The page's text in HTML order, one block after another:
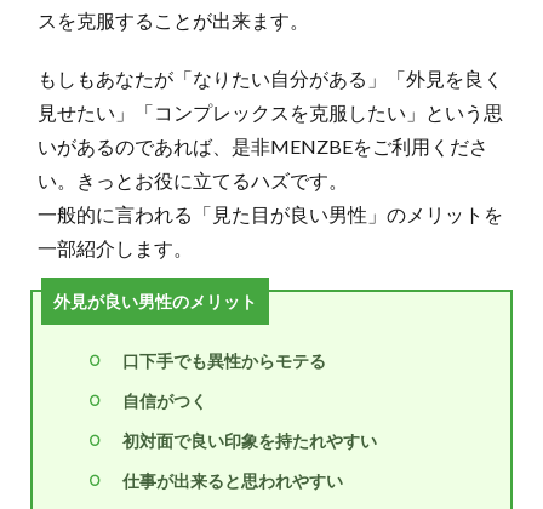
スを克服することが出来ます。
もしもあなたが「なりたい自分がある」「外見を良く
見せたい」「コンプレックスを克服したい」という思
いがあるのであれば、是非MENZBEをご利用くださ
い。きっとお役に立てるハズです。
一般的に言われる「見た目が良い男性」のメリットを
一部紹介します。
外見が良い男性のメリット
口下手でも異性からモテる
自信がつく
初対面で良い印象を持たれやすい
仕事が出来ると思われやすい